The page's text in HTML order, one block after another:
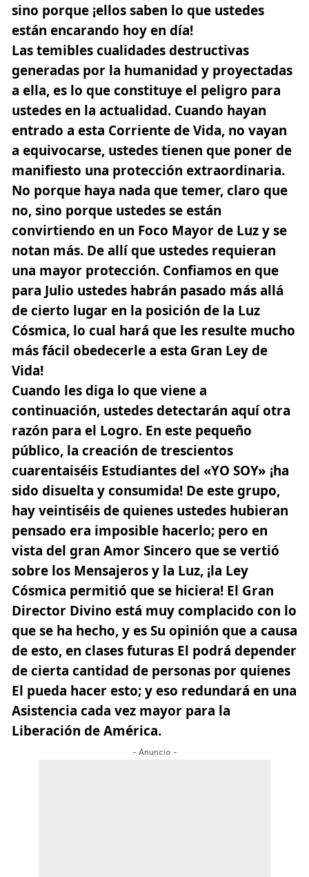
sino porque ¡ellos saben lo que ustedes
están encarando hoy en día!
Las temibles cualidades destructivas
generadas por la humanidad y proyectadas
a ella, es lo que constituye el peligro para
ustedes en la actualidad. Cuando hayan
entrado a esta Corriente de Vida, no vayan
a equivocarse, ustedes tienen que poner de
manifiesto una protección extraordinaria.
No porque haya nada que temer, claro que
no, sino porque ustedes se están
convirtiendo en un Foco Mayor de Luz y se
notan más. De allí que ustedes requieran
una mayor protección. Confiamos en que
para Julio ustedes habrán pasado más allá
de cierto lugar en la posición de la Luz
Cósmica, lo cual hará que les resulte mucho
más fácil obedecerle a esta Gran Ley de
Vida!
Cuando les diga lo que viene a
continuación, ustedes detectarán aquí otra
razón para el Logro. En este pequeño
público, la creación de trescientos
cuarentaiséis Estudiantes del «YO SOY» ¡ha
sido disuelta y consumida! De este grupo,
hay veintiséis de quienes ustedes hubieran
pensado era imposible hacerlo; pero en
vista del gran Amor Sincero que se vertió
sobre los Mensajeros y la Luz, ¡la Ley
Cósmica permitió que se hiciera! El Gran
Director Divino está muy complacido con lo
que se ha hecho, y es Su opinión que a causa
de esto, en clases futuras El podrá depender
de cierta cantidad de personas por quienes
El pueda hacer esto; y eso redundará en una
Asistencia cada vez mayor para la
Liberación de América.
- Anuncio -